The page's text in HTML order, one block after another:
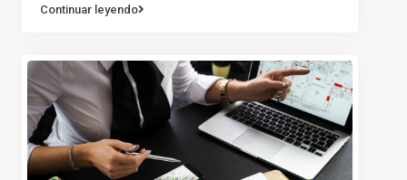
Continuar leyendo